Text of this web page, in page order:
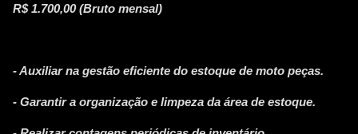
R$ 1.700,00 (Bruto mensal)
- Auxiliar na gestão eficiente do estoque de moto peças.
- Garantir a organização e limpeza da área de estoque.